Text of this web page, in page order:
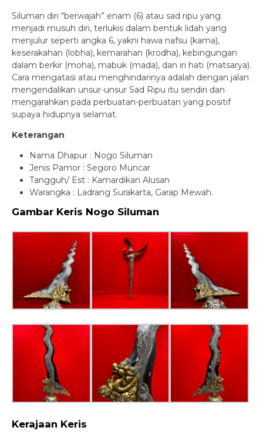
Siluman diri “berwajah” enam (6) atau sad ripu yang
menjadi musuh diri, terlukis dalam bentuk lidah yang
menjulur seperti angka 6, yakni hawa nafsu (kama),
keserakahan (lobha), kemarahan (krodha), kebingungan
dalam berkir (moha), mabuk (mada), dan iri hati (matsarya).
Cara mengatasi atau menghindarinya adalah dengan jalan
mengendalikan unsur-unsur Sad Ripu itu sendiri dan
mengarahkan pada perbuatan-perbuatan yang positif
supaya hidupnya selamat.
Keterangan
Nama Dhapur : Nogo Siluman
Jenis Pamor : Segoro Muncar
Tangguh/ Est : Kamardikan Alusan
Warangka : Ladrang Surakarta, Garap Mewah.
Gambar Keris Nogo Siluman
Kerajaan Keris